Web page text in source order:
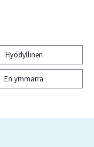
Hyödyllinen
En ymmärrä